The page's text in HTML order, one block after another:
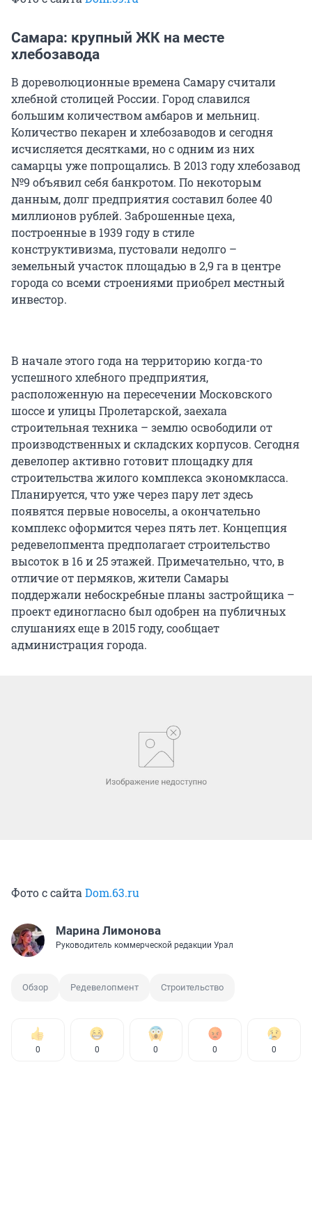
Самара: крупный ЖК на месте
хлебозавода
В дореволюционные времена Самару считали
хлебной столицей России. Город славился
большим количеством амбаров и мельниц.
Количество пекарен и хлебозаводов и сегодня
исчисляется десятками, но с одним из них
самарцы уже попрощались. В 2013 году хлебозавод
№9 объявил себя банкротом. По некоторым
данным, долг предприятия составил более 40
миллионов рублей. Заброшенные цеха,
построенные в 1939 году в стиле
конструктивизма, пустовали недолго –
земельный участок площадью в 2,9 га в центре
города со всеми строениями приобрел местный
инвестор.
В начале этого года на территорию когда-то
успешного хлебного предприятия,
расположенную на пересечении Московского
шоссе и улицы Пролетарской, заехала
строительная техника – землю освободили от
производственных и складских корпусов. Сегодня
девелопер активно готовит площадку для
строительства жилого комплекса экономкласса.
Планируется, что уже через пару лет здесь
появятся первые новоселы, а окончательно
комплекс оформится через пять лет. Концепция
редевелопмента предполагает строительство
высоток в 16 и 25 этажей. Примечательно, что, в
отличие от пермяков, жители Самары
поддержали небоскребные планы застройщика –
проект единогласно был одобрен на публичных
слушаниях еще в 2015 году, сообщает
администрация города.
Фото с сайта Dom.63.ru
Марина Лимонова
Руководитель коммерческой редакции Урал
Обзор Редевелопмент Строительство
0 0 0 0 0